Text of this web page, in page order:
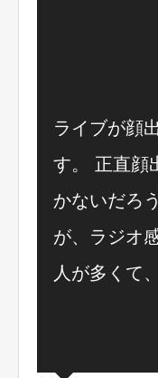
ライブが顔
す。 正直顔
かないだろ
が、ラジオ
人が多くて